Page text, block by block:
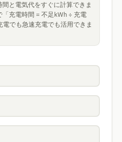
と電気代をすぐに計算できま
充電時間 = 不足kWh ÷ 充電
でも急速充電でも活用できま